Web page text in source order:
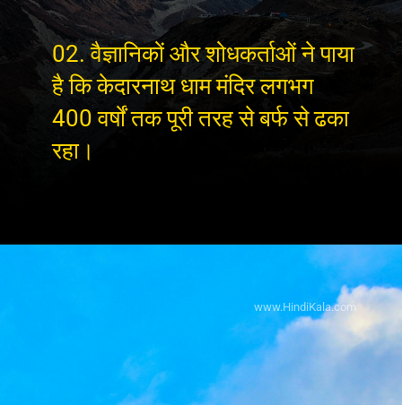
02. वैज्ञानिकों और शोधकर्ताओं ने पाया
है कि केदारनाथ धाम मंदिर लगभग
400 वर्षों तक पूरी तरह से बर्फ से ढका
रहा।
www.HindiKala.com